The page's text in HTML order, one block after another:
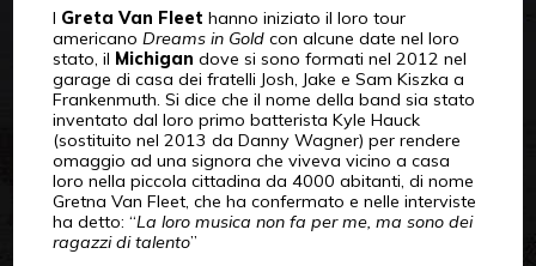
I Greta Van Fleet hanno iniziato il loro tour
americano Dreams in Goldcon alcune date nel loro
stato, il Michigan dove si sono formati nel 2012 nel
garage di casa dei fratelli Josh, Jake e Sam Kiszka a
Frankenmuth. Si dice che il nome della band sia stato
inventato dal loro primo batterista Kyle Hauck
(sostituito nel 2013 da Danny Wagner) per rendere
omaggio ad una signora che viveva vicino a casa
loro nella piccola cittadina da 4000 abitanti, di nome
Gretna Van Fleet, che ha confermato e nelle interviste
ha detto: “La loro musica non fa per me, ma sono dei
ragazzi di talento”